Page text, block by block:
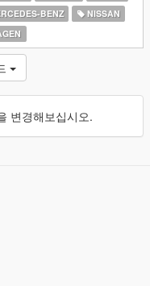
BENZ
NISSAN
변경해보십시오.